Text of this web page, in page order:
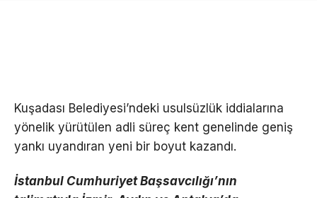
Kuşadası Belediyesi’ndeki usulsüzlük iddialarına
yönelik yürütülen adli süreç kent genelinde geniş
yankı uyandıran yeni bir boyut kazandı.
İstanbul Cumhuriyet Başsavcılığı’nın